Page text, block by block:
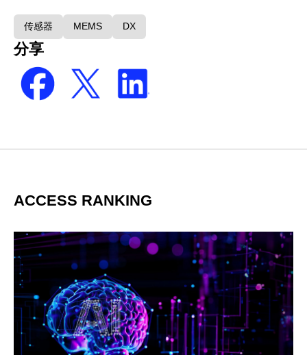
传感器 MEMS DX
分享
ACCESS RANKING